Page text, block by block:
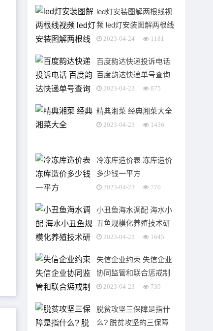
led灯安装图解两根线视
频 led灯安装图解两根线
一条紫色一条蓝色
2023-04-24 1181
百度韵达快递投诉电话
百度韵达快递单号查询
2023-04-23 875
精典湘菜 经典湘菜大全
2023-04-23 1436
冷冻库造价表 冻库造价
多少钱一平方
2023-04-23 770
小丑鱼海水调配 海水小
丑鱼规模化养殖技术研
究2023-04-23 1645
失信企业约束 失信企业
协同监管和联合惩戒制
度2023-04-23 739
脱贫攻坚三保障是指什
么? 脱贫攻坚的三保障